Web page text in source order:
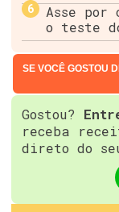
Asse por
o teste
SE VOCÊ GOSTOU
Gostou?
receba
direto do